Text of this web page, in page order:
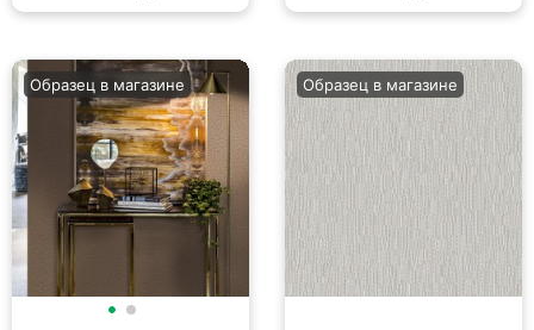
Образец в магазине Образец в магазине